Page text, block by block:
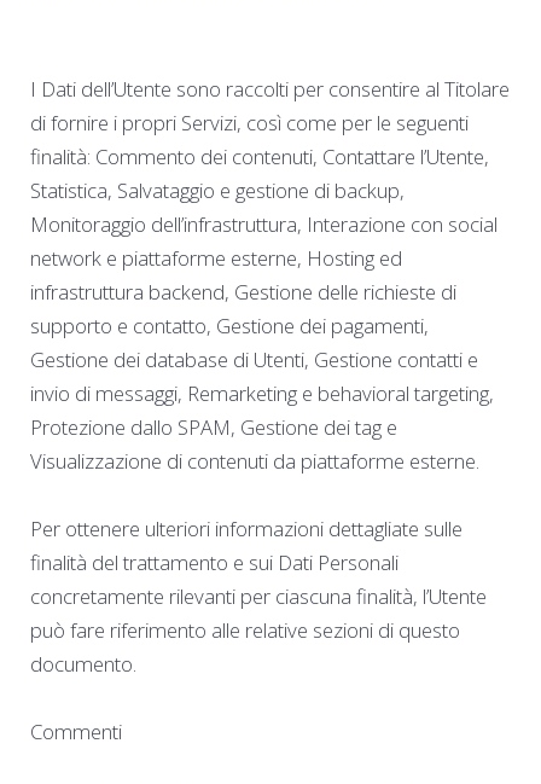
I Dati dell’Utente sono raccolti per consentire al Titolare
di fornire i propri Servizi, così come per le seguenti
finalità: Commento dei contenuti, Contattare l’Utente,
Statistica, Salvataggio e gestione di backup,
Monitoraggio dell’infrastruttura, Interazione con social
network e piattaforme esterne, Hosting ed
infrastruttura backend, Gestione delle richieste di
supporto e contatto, Gestione dei pagamenti,
Gestione dei database di Utenti, Gestione contatti e
invio di messaggi, Remarketing e behavioral targeting,
Protezione dallo SPAM, Gestione dei tag e
Visualizzazione di contenuti da piattaforme esterne.
Per ottenere ulteriori informazioni dettagliate sulle
finalità del trattamento e sui Dati Personali
concretamente rilevanti per ciascuna finalità, l’Utente
può fare riferimento alle relative sezioni di questo
documento.
Commenti